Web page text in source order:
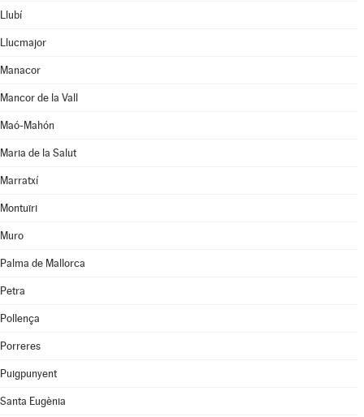
Llubí
Llucmajor
Manacor
Mancor de la Vall
Maó-Mahón
Maria de la Salut
Marratxí
Montuïri
Muro
Palma de Mallorca
Petra
Pollença
Porreres
Puigpunyent
Santa Eugènia